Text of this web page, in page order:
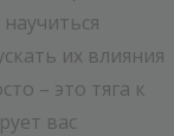
их влияния
– это тяга к
вас